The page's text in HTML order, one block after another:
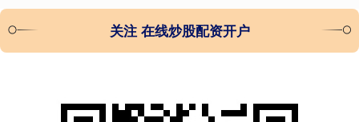
关注 在线炒股配资开户